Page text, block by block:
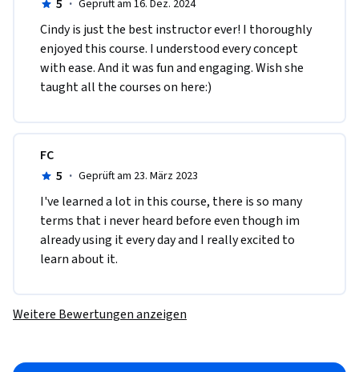
5 · Geprüft am 16. Dez. 2024
Cindy is just the best instructor ever! I thoroughly
enjoyed this course. I understood every concept
with ease. And it was fun and engaging. Wish she
taught all the courses on here:)
FC
5 · Geprüft am 23. März 2023
I've learned a lot in this course, there is so many
terms that i never heard before even though im
already using it every day and I really excited to
learn about it.
Weitere Bewertungen anzeigen